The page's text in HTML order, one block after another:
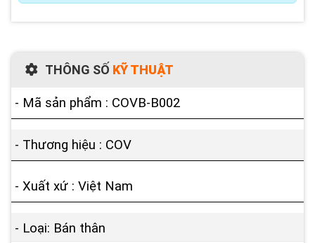
THÔNG SỐ KỸ THUẬT
- Mã sản phẩm : COVB-B002
- Thương hiệu : COV
- Xuất xứ : Việt Nam
- Loại: Bán thân